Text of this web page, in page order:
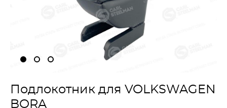
Подлокотник для VOLKSWAGEN
BORA